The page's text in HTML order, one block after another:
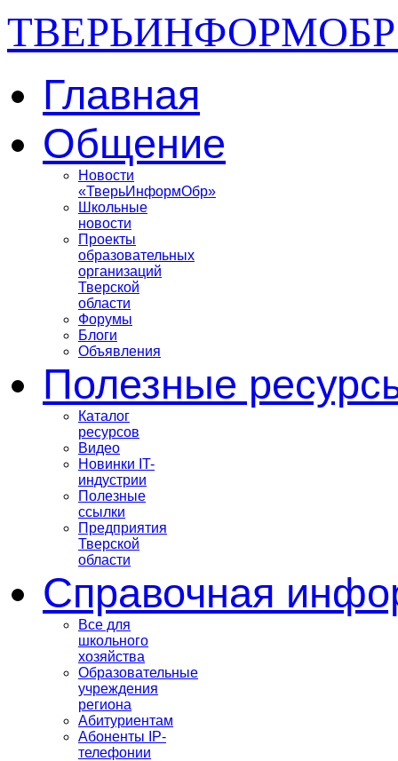
ТВЕРЬИНФОРМОБР
Главная
Общение
Новости
«ТверьИнформОбр»
Школьные
новости
Проекты
образовательных
организаций
Тверской
области
Форумы
Блоги
Объявления
Полезные
Каталог
ресурсов
Видео
Новинки IT-
индустрии
Полезные
ссылки
Предприятия
Тверской
области
Справочная
Все для
школьного
хозяйства
Образовательные
учреждения
региона
Абитуриентам
Абоненты IP-
телефонии